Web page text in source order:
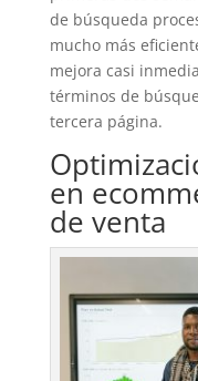
de búsqueda
mucho más
mejora casi
términos de
tercera página.
en
de venta